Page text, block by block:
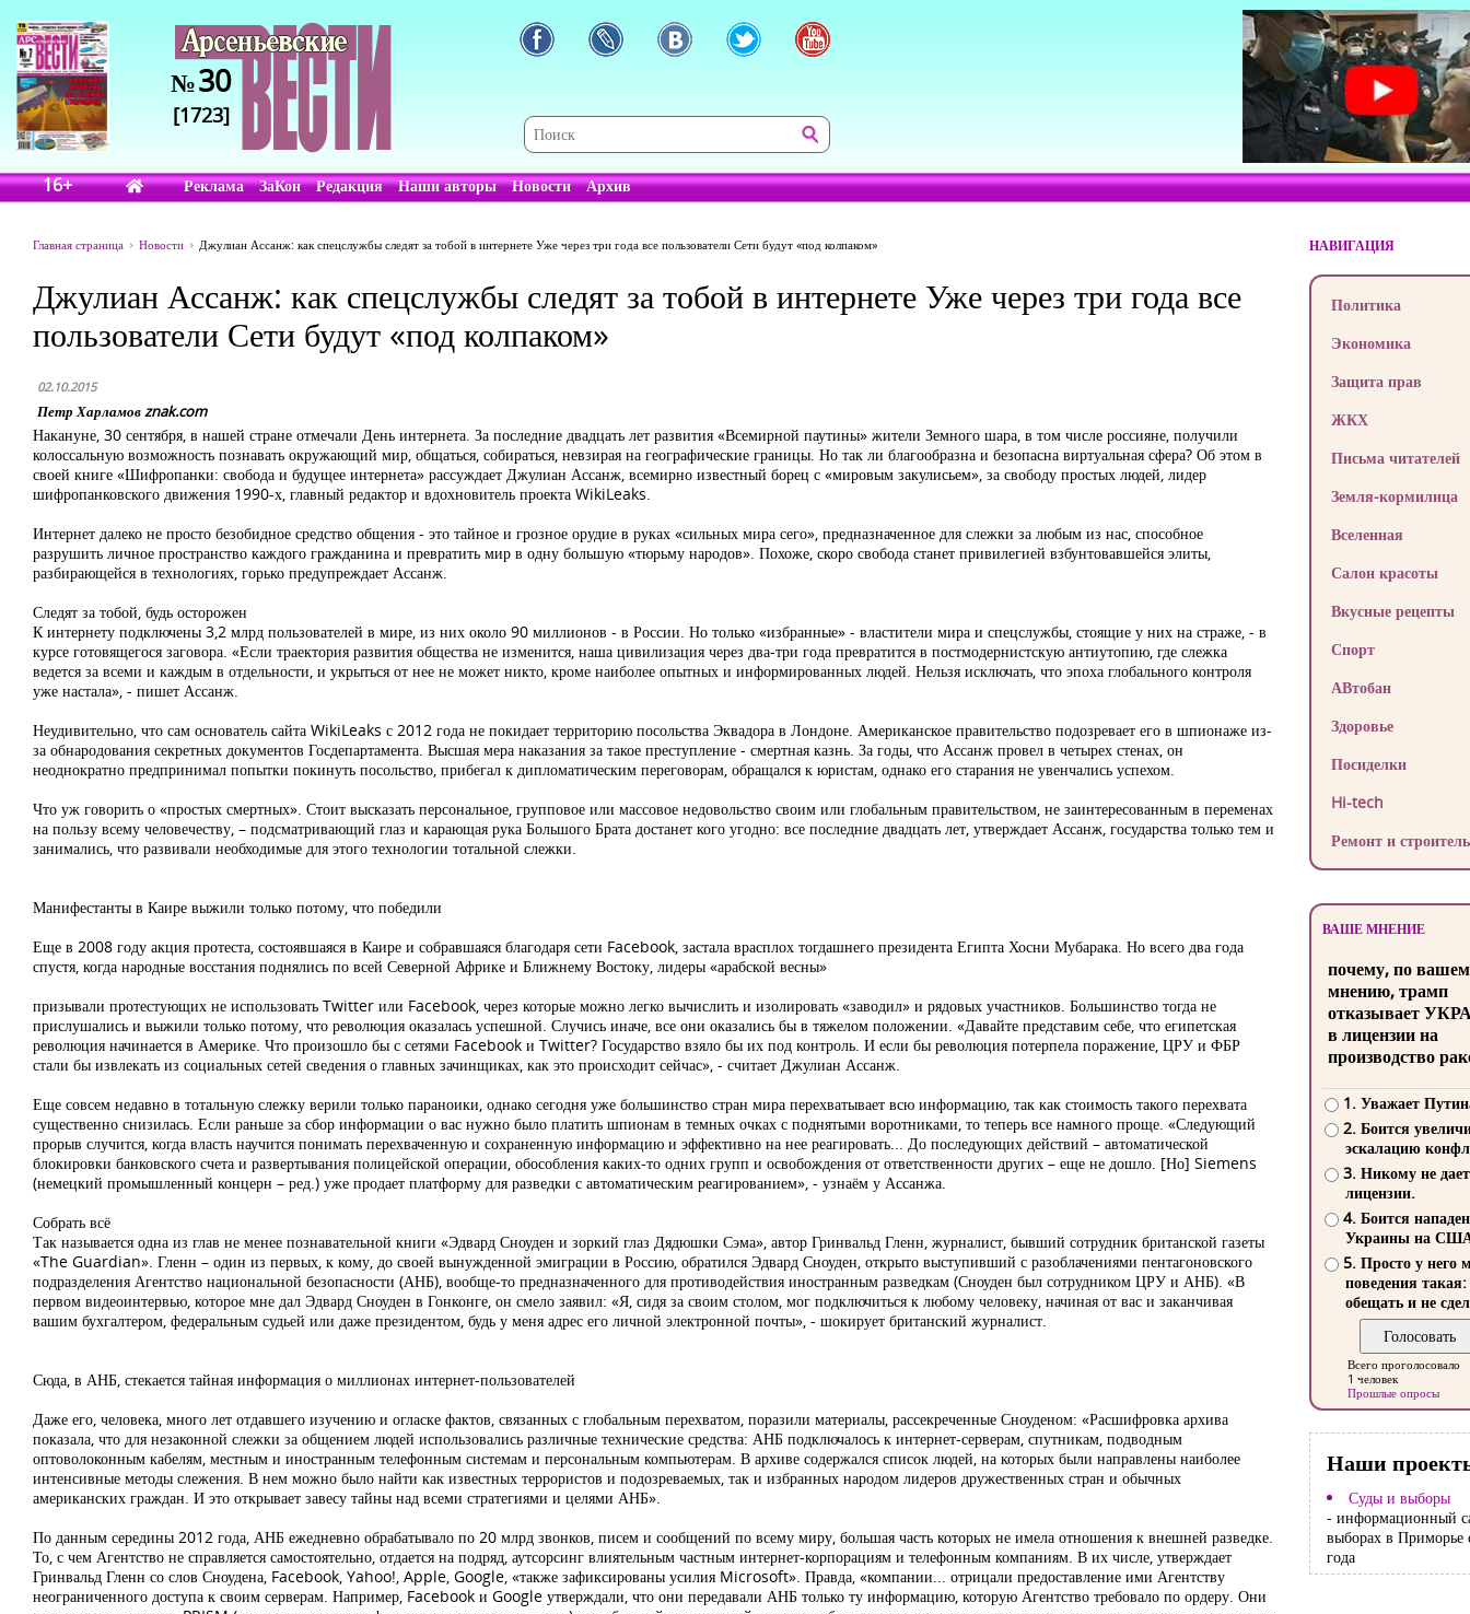
№30
[1723]
16+ Реклама ЗаКон Редакция Наши авторы Новости Архив
Главная страница Новости Джулиан Ассанж: как спецслужбы следят за тобой в интернете Уже через три года все пользователи Сети будут «под колпаком»
Джулиан Ассанж: как спецслужбы следят за тобой в интернете Уже через три года все
пользователи Сети будут «под колпаком»
02.10.2015
Петр Харламов znak.com
Накануне, 30 сентября, в нашей стране отмечали День интернета. За последние двадцать лет развития «Всемирной паутины» жители Земного шара, в том числе россияне, получили
колоссальную возможность познавать окружающий мир, общаться, собираться, невзирая на географические границы. Но так ли благообразна и безопасна виртуальная сфера? Об этом в
своей книге «Шифропанки: свобода и будущее интернета» рассуждает Джулиан Ассанж, всемирно известный борец с «мировым закулисьем», за свободу простых людей, лидер
шифропанковского движения 1990-х, главный редактор и вдохновитель проекта WikiLeaks.
Интернет далеко не просто безобидное средство общения - это тайное и грозное орудие в руках «сильных мира сего», предназначенное для слежки за любым из нас, способное
разрушить личное пространство каждого гражданина и превратить мир в одну большую «тюрьму народов». Похоже, скоро свобода станет привилегией взбунтовавшейся элиты,
разбирающейся в технологиях, горько предупреждает Ассанж.
Следят за тобой, будь осторожен
К интернету подключены 3,2 млрд пользователей в мире, из них около 90 миллионов - в России. Но только «избранные» - властители мира и спецслужбы, стоящие у них на страже, - в
курсе готовящегося заговора. «Если траектория развития общества не изменится, наша цивилизация через два-три года превратится в постмодернистскую антиутопию, где слежка
ведется за всеми и каждым в отдельности, и укрыться от нее не может никто, кроме наиболее опытных и информированных людей. Нельзя исключать, что эпоха глобального контроля
уже настала», - пишет Ассанж.
Неудивительно, что сам основатель сайта WikiLeaks с 2012 года не покидает территорию посольства Эквадора в Лондоне. Американское правительство подозревает его в шпионаже из-
за обнародования секретных документов Госдепартамента. Высшая мера наказания за такое преступление - смертная казнь. За годы, что Ассанж провел в четырех стенах, он
неоднократно предпринимал попытки покинуть посольство, прибегал к дипломатическим переговорам, обращался к юристам, однако его старания не увенчались успехом.
Что уж говорить о «простых смертных». Стоит высказать персональное, групповое или массовое недовольство своим или глобальным правительством, не заинтересованным в переменах
на пользу всему человечеству, – подсматривающий глаз и карающая рука Большого Брата достанет кого угодно: все последние двадцать лет, утверждает Ассанж, государства только тем и
занимались, что развивали необходимые для этого технологии тотальной слежки.
Манифестанты в Каире выжили только потому, что победили
Еще в 2008 году акция протеста, состоявшаяся в Каире и собравшаяся благодаря сети Facebook, застала врасплох тогдашнего президента Египта Хосни Мубарака. Но всего два года
спустя, когда народные восстания поднялись по всей Северной Африке и Ближнему Востоку, лидеры «арабской весны»
призывали протестующих не использовать Twitter или Facebook, через которые можно легко вычислить и изолировать «заводил» и рядовых участников. Большинство тогда не
прислушались и выжили только потому, что революция оказалась успешной. Случись иначе, все они оказались бы в тяжелом положении. «Давайте представим себе, что египетская
революция начинается в Америке. Что произошло бы с сетями Facebook и Twitter? Государство взяло бы их под контроль. И если бы революция потерпела поражение, ЦРУ и ФБР
стали бы извлекать из социальных сетей сведения о главных зачинщиках, как это происходит сейчас», - считает Джулиан Ассанж.
Еще совсем недавно в тотальную слежку верили только параноики, однако сегодня уже большинство стран мира перехватывает всю информацию, так как стоимость такого перехвата
существенно снизилась. Если раньше за сбор информации о вас нужно было платить шпионам в темных очках с поднятыми воротниками, то теперь все намного проще. «Следующий
прорыв случится, когда власть научится понимать перехваченную и сохраненную информацию и эффективно на нее реагировать... До последующих действий – автоматической
блокировки банковского счета и развертывания полицейской операции, обособления каких-то одних групп и освобождения от ответственности других – еще не дошло. [Но] Siemens
(немецкий промышленный концерн – ред.) уже продает платформу для разведки с автоматическим реагированием», - узнаём у Ассанжа.
Собрать всё
Так называется одна из глав не менее познавательной книги «Эдвард Сноуден и зоркий глаз Дядюшки Сэма», автор Гринвальд Гленн, журналист, бывший сотрудник британской газеты
«The Guardian». Гленн – один из первых, к кому, до своей вынужденной эмиграции в Россию, обратился Эдвард Сноуден, открыто выступивший с разоблачениями пентагоновского
подразделения Агентство национальной безопасности (АНБ), вообще-то предназначенного для противодействия иностранным разведкам (Сноуден был сотрудником ЦРУ и АНБ). «В
первом видеоинтервью, которое мне дал Эдвард Сноуден в Гонконге, он смело заявил: «Я, сидя за своим столом, мог подключиться к любому человеку, начиная от вас и заканчивая
вашим бухгалтером, федеральным судьей или даже президентом, будь у меня адрес его личной электронной почты», - шокирует британский журналист.
Сюда, в АНБ, стекается тайная информация о миллионах интернет-пользователей
Даже его, человека, много лет отдавшего изучению и огласке фактов, связанных с глобальным перехватом, поразили материалы, рассекреченные Сноуденом: «Расшифровка архива
показала, что для незаконной слежки за общением людей использовались различные технические средства: АНБ подключалось к интернет-серверам, спутникам, подводным
оптоволоконным кабелям, местным и иностранным телефонным системам и персональным компьютерам. В архиве содержался список людей, на которых были направлены наиболее
интенсивные методы слежения. В нем можно было найти как известных террористов и подозреваемых, так и избранных народом лидеров дружественных стран и обычных
американских граждан. И это открывает завесу тайны над всеми стратегиями и целями АНБ».
По данным середины 2012 года, АНБ ежедневно обрабатывало по 20 млрд звонков, писем и сообщений по всему миру, большая часть которых не имела отношения к внешней разведке.
То, с чем Агентство не справляется самостоятельно, отдается на подряд, аутсорсинг влиятельным частным интернет-корпорациям и телефонным компаниям. В их числе, утверждает
Гринвальд Гленн со слов Сноудена, Facebook, Yahoo!, Apple, Google, «также зафиксированы усилия Microsoft». Правда, «компании... отрицали предоставление ими Агентству
неограниченного доступа к своим серверам. Например, Facebook и Google утверждали, что они передавали АНБ только ту информацию, которую Агентство требовало по ордеру. Они
НАВИГАЦИЯ
Политика
Экономика
Защита прав
ЖКХ
Письма читателей
Земля-кормилица
Вселенная
Салон красоты
Вкусные рецепты
Спорт
АВтобан
Здоровье
Посиделки
Hi-tech
Ремонт и
ВАШЕ МНЕНИЕ
почему, по
мнению, трамп
отказывает
в лицензии на
производство
1. Уважает
2. Боится
эскалацию
3. Никому не
лицензии.
4. Боится
Украины на
5. Просто у него
поведения такая:
обещать и не
Всего проголосовало
1 человек
Прошлые опросы
Наши
Суды и выборы
- информационный
выборах в Приморье
года